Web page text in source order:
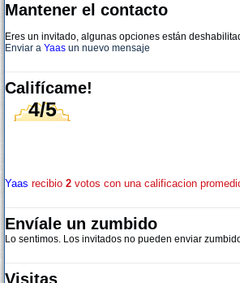
Mantener el contacto
Eres un invitado, algunas opciones están
Enviar a Yaas un nuevo mensaje
Califícame!
4/5
Yaas recibio 2 votos con una calificacion
Envíale un zumbido
Lo sentimos. Los invitados no pueden enviar
Visitas